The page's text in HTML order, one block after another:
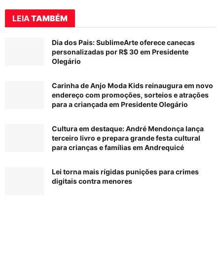
LEIA TAMBÉM
Dia dos Pais: SublimeArte oferece canecas
personalizadas por R$ 30 em Presidente
Olegário
Carinha de Anjo Moda Kids reinaugura em novo
endereço com promoções, sorteios e atrações
para a criançada em Presidente Olegário
Cultura em destaque: André Mendonça lança
terceiro livro e prepara grande festa cultural
para crianças e famílias em Andrequicé
Lei torna mais rígidas punições para crimes
digitais contra menores